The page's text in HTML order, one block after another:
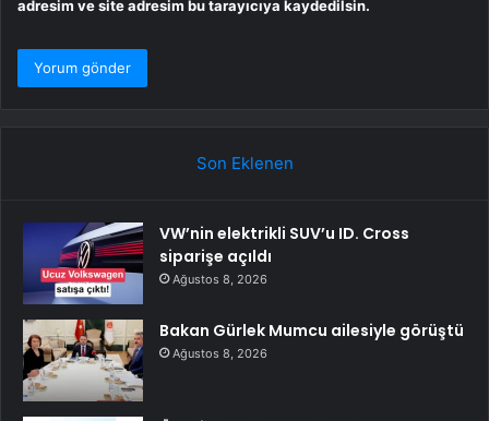
adresim ve site adresim bu tarayıcıya kaydedilsin.
Son Eklenen
VW’nin elektrikli SUV’u ID. Cross
siparişe açıldı
Ağustos 8, 2026
Bakan Gürlek Mumcu ailesiyle görüştü
Ağustos 8, 2026